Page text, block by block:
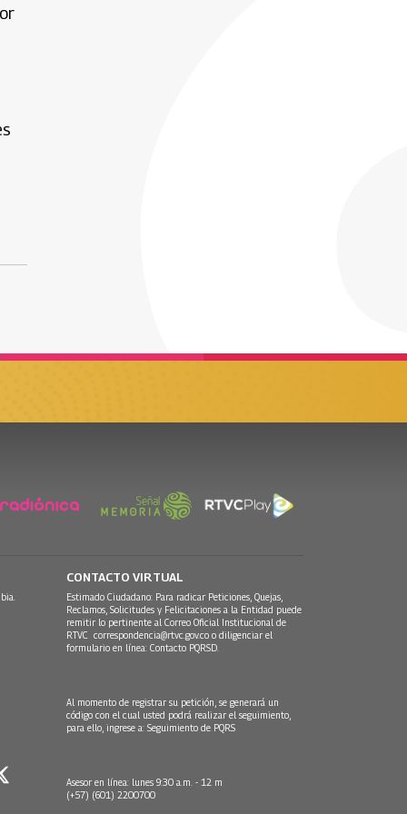
CONTACTO VIRTUAL
Estimado Ciudadano: Para radicar Peticiones, Quejas,
Reclamos, Solicitudes y Felicitaciones a la Entidad puede
remitir lo pertinente al Correo Oficial Institucional de
RTVC correspondencia@rtvc.gov.co o diligenciar el
formulario en línea: Contacto PQRSD.
Al momento de registrar su petición, se generará un
código con el cual usted podrá realizar el seguimiento,
para ello, ingrese a: Seguimiento de PQRS
Asesor en línea: lunes 9:30 a.m. - 12 m
(+57) (601) 2200700